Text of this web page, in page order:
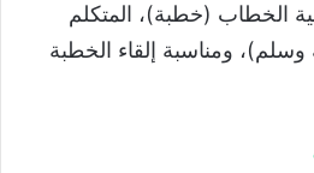
الخطاب (خطبة)، المتكلم
ومناسبة إلقاء الخطبة